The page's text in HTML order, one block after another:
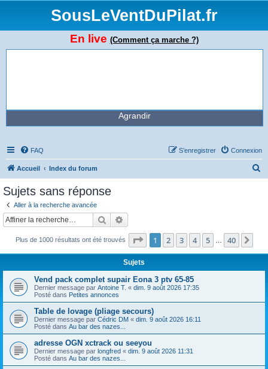
SousLeVentDuPilat.fr
En live (Comment ça marche ?)
Agrandir
FAQ Connexion
S’enregistrer
Accueil Index du forum
c
Sujets sans réponse
Aller à la recherche avancée
Rechercher
Plus de 1000 résultats ont été trouvés Page 1sur40
1 2 3 4 5 40
Sujets
Vend pack complet supair Eona 3 ptv 65-85
Dernier message par Antoine T. « dim. 9 août 2026 17:35
Posté dans Petites annonces
Table de lovage (pliage secours)
Dernier message par Cédric DM « dim. 9 août 2026 16:11
Posté dans Au bar des nazes...
adresse OGN xctrack ou seeyou
Dernier message par longfred « dim. 9 août 2026 11:31
Posté dans Au bar des nazes...